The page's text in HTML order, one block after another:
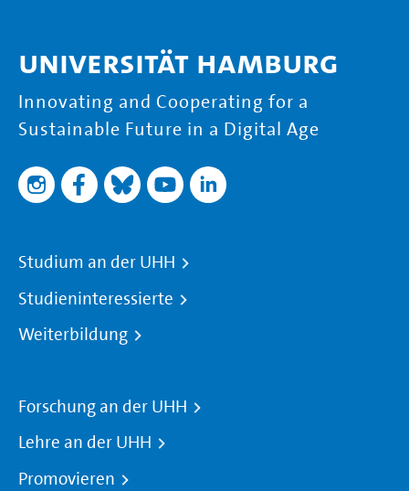
Universität Hamburg
Innovating and Cooperating for a
Sustainable Future in a Digital Age
Studium an der UHH
Studieninteressierte
Weiterbildung
Forschung an der UHH
Lehre an der UHH
Promovieren